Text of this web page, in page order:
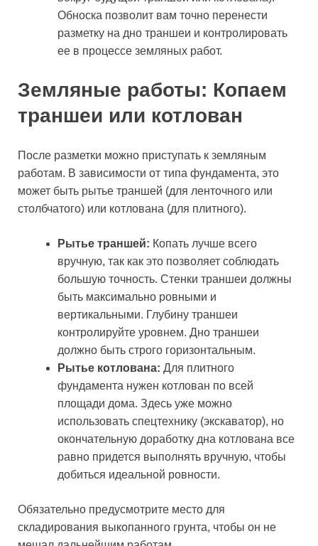
Обноска позволит вам точно перенести
разметку на дно траншеи и контролировать
ее в процессе земляных работ.
Земляные работы: Копаем
траншеи или котлован
После разметки можно приступать к земляным
работам. В зависимости от типа фундамента, это
может быть рытье траншей (для ленточного или
столбчатого) или котлована (для плитного).
Рытье траншей: Копать лучше всего
вручную, так как это позволяет соблюдать
большую точность. Стенки траншеи должны
быть максимально ровными и
вертикальными. Глубину траншеи
контролируйте уровнем. Дно траншеи
должно быть строго горизонтальным.
Рытье котлована: Для плитного
фундамента нужен котлован по всей
площади дома. Здесь уже можно
использовать спецтехнику (экскаватор), но
окончательную доработку дна котлована все
равно придется выполнять вручную, чтобы
добиться идеальной ровности.
Обязательно предусмотрите место для
складирования выкопанного грунта, чтобы он не